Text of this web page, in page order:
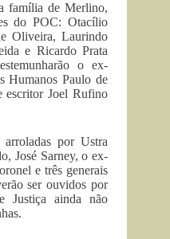
família de Merlino,
do POC: Otacílio
Oliveira, Laurindo
e Ricardo Prata
o ex-
Humanos Paulo de
escritor Joel Rufino
arroladas por Ustra
José Sarney, o ex-
e três generais
ser ouvidos por
Justiça ainda não